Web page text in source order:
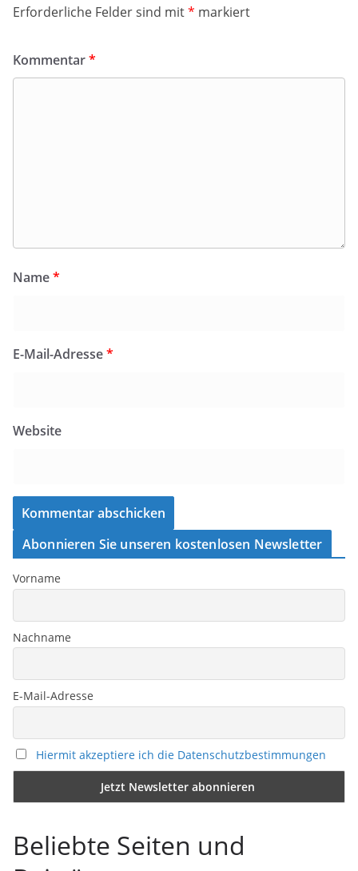
Erforderliche Felder sind mit* markiert
Kommentar*
Name*
E-Mail-Adresse*
Website
Abonnieren Sie unseren kostenlosen Newsletter
Vorname
Nachname
E-Mail-Adresse
Hiermit akzeptiere ich die Datenschutzbestimmungen
Beliebte Seiten und